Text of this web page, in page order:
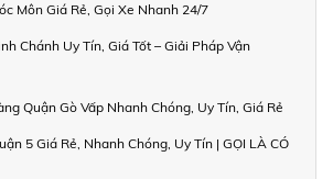
Môn Giá Rẻ, Gọi Xe Nhanh 24/7
Chánh Uy Tín, Giá Tốt – Giải Pháp Vận
Quận Gò Vấp Nhanh Chóng, Uy Tín, Giá Rẻ
5 Giá Rẻ, Nhanh Chóng, Uy Tín | GỌI LÀ CÓ